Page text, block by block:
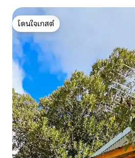
โดนใจเกสต์
โดนใจเกสต์